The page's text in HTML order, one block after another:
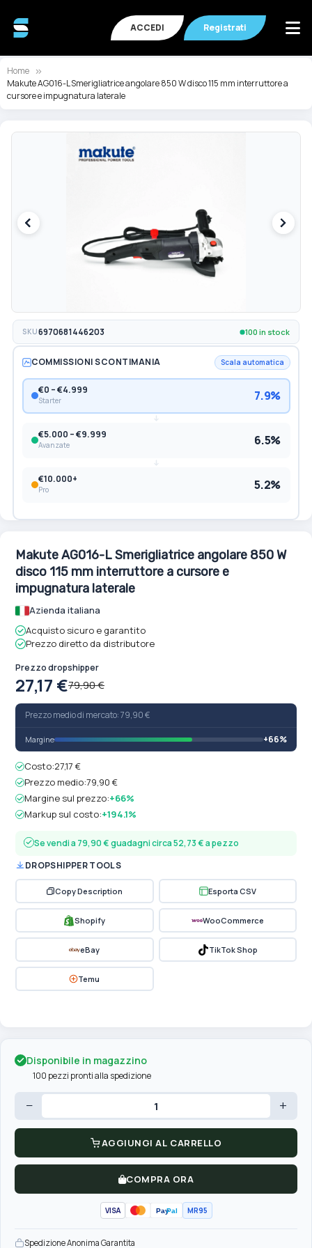
ACCEDI Registrati
Home
Makute AG016-L Smerigliatrice angolare 850 W disco 115 mm interruttore a
cursore e impugnatura laterale
Vai
immagini
Vai
SKU6970681446203 100 in stock
COMMISSIONI SCONTIMANIA Scala automatica
€0 – €4.999
Starter 7.9%
€5.000 – €9.999
Avanzate 6.5%
€10.000+
Pro 5.2%
Makute AG016-L Smerigliatrice angolare 850 W
disco 115 mm interruttore a cursore e
impugnatura laterale
Azienda italiana
Acquisto sicuro e garantito
Prezzo diretto da distributore
Prezzo dropshipper
27,17 €79,90 €
Prezzo medio di mercato: 79,90 €
Margine +66%
Costo:27,17 €
Prezzo medio:79,90 €
Margine sul prezzo:+66%
Markup sul costo:+194.1%
Se vendi a 79,90 € guadagni circa 52,73 € a pezzo
DROPSHIPPER TOOLS
Copy Description Esporta CSV
Shopify WooCommerce
eBay TikTok Shop
Temu
Disponibile in magazzino
100 pezzi pronti alla spedizione
− +
AGGIUNGI AL CARRELLO
COMPRA ORA
VISA PayPal MR95
Spedizione Anonima Garantita